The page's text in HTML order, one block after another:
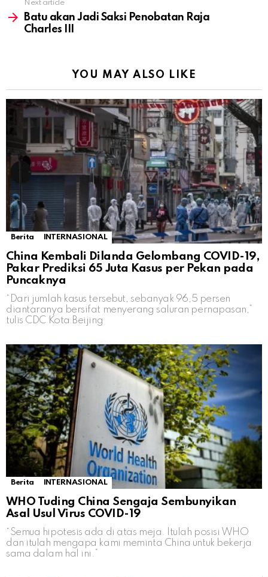
Next article
Batu akan Jadi Saksi Penobatan Raja
Charles III
YOU MAY ALSO LIKE
Berita INTERNASIONAL
China Kembali Dilanda Gelombang COVID-19,
Pakar Prediksi 65 Juta Kasus per Pekan pada
Puncaknya
“Dari jumlah kasus tersebut, sebanyak 96,5 persen
diantaranya bersifat menyerang saluran pernapasan,”
tulis CDC Kota Beijing
Berita INTERNASIONAL
WHO Tuding China Sengaja Sembunyikan
Asal Usul Virus COVID-19
“Semua hipotesis ada di atas meja. Itulah posisi WHO
dan itulah mengapa kami meminta China untuk bekerja
sama dalam hal ini.”